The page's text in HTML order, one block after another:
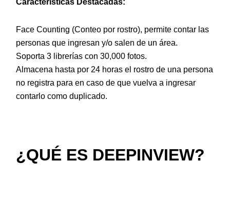
Características Destacadas:
Face Counting (Conteo por rostro), permite contar las
personas que ingresan y/o salen de un área.
Soporta 3 librerías con 30,000 fotos.
Almacena hasta por 24 horas el rostro de una persona
no registra para en caso de que vuelva a ingresar
contarlo como duplicado.
¿QUÉ ES DEEPINVIEW?